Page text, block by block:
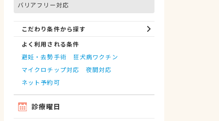
バリアフリー対応
こだわり条件から探す
よく利用される条件
避妊・去勢手術
狂犬病ワクチン
マイクロチップ対応
夜間対応
ネット予約可
診療曜日